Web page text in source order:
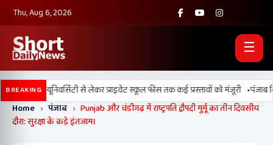
Thu, Aug 6, 2026
☰
BREAKINGयूनिवर्सिटी से लेकर प्राइवेट स्कूल फीस तक कई प्रस्तावों को मंजूरी •पंजाब
Home › पंजाब › Punjab और चंडीगढ़ में राष्ट्रपति द्रौपदी मुर्मू का तीन दिवसीय
दौरा: सुरक्षा के कड़े इंतजाम।